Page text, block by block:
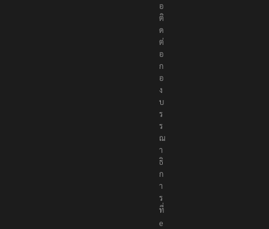
อ
ติ
ด
ต่
อ
ก
อ
ง
บ
ร
ร
ณ
า
ธิ
ก
า
ร
ที่
e